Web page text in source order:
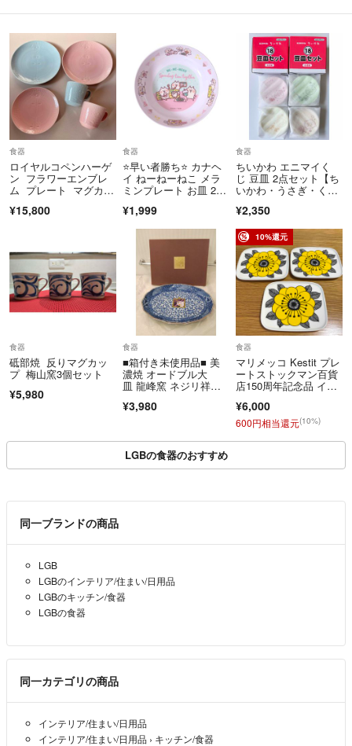
食器
ロイヤルコペンハーゲ
ン フラワーエンブレ
ム プレート マグカッ
¥15,800
食器
⭐️早い者勝ち⭐️ カナヘ
イ ねーねーねこ メラ
ミンプレート お皿 20c
¥1,999
食器
ちいかわ エニマイく
じ 豆皿 2点セット【ち
いかわ・うさぎ・くり
ー】
¥2,350
食器
砥部焼 反りマグカッ
プ 梅山窯3個セット
¥5,980
食器
■箱付き未使用品■ 美
濃焼 オードブル大
皿 龍峰窯 ネジリ祥
¥3,980
10%還元
食器
マリメッコ Kestit プレ
ートストックマン百貨
店150周年記念品 イエ
7104
¥6,000
600円相当還元(10%)
LGBの食器のおすすめ
同一ブランドの商品
LGB
LGBのインテリア/住まい/日用品
LGBのキッチン/食器
LGBの食器
同一カテゴリの商品
インテリア/住まい/日用品
インテリア/住まい/日用品 › キッチン/食器